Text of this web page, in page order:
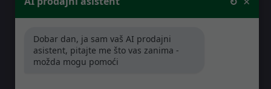
O nama
Jamstveni uvjeti
Prodajna mreža partnera
Dobar dan, ja sam vaš AI prodajni
asistent, pitajte me što vas zanima -
možda mogu pomoći